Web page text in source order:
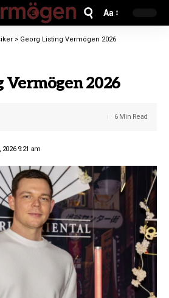
Aa
> Georg Listing Vermögen 2026
Vermögen 2026
9:21 am
6 Min Read